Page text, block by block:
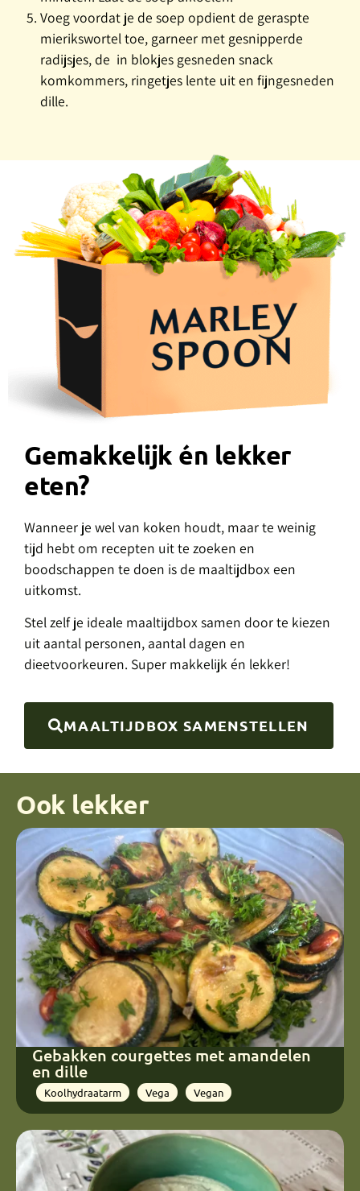
Voeg voordat je de soep opdient de geraspte
mierikswortel toe, garneer met gesnipperde
radijsjes, de in blokjes gesneden snack
komkommers, ringetjes lente uit en fijngesneden
dille.
Gemakkelijk én lekker
eten?
Wanneer je wel van koken houdt, maar te weinig
tijd hebt om recepten uit te zoeken en
boodschappen te doen is de maaltijdbox een
uitkomst.
Stel zelf je ideale maaltijdbox samen door te kiezen
uit aantal personen, aantal dagen en
dieetvoorkeuren. Super makkelijk én lekker!
MAALTIJDBOX SAMENSTELLEN
Ook lekker
Gebakken courgettes met amandelen
en dille
Koolhydraatarm Vega Vegan